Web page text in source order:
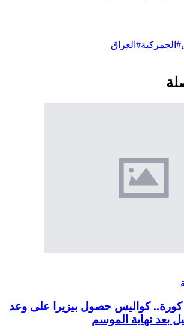
#الجمركية#العراق
كواليس حصول بيزيرا على وعد
بعد نهاية الموسم